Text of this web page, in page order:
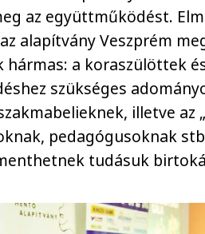
az együttműködést.
alapítvány Veszprém
hármas: a koraszülöttek
szükséges
illetve az
pedagógusoknak
tudásuk